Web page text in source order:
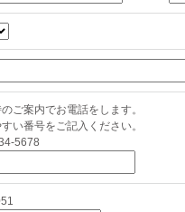
ご案内でお電話をします。
い番号をご記入ください。
5678